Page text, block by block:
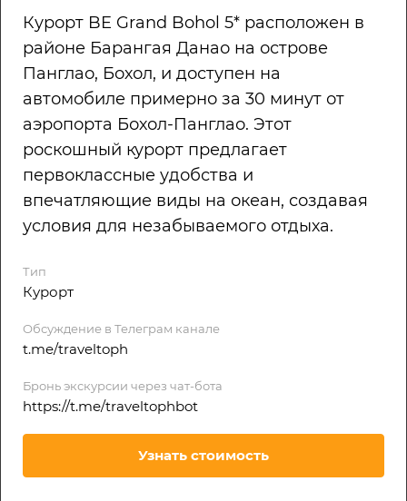
Курорт BE Grand Bohol 5* расположен в
районе Барангая Данао на острове
Панглао, Бохол, и доступен на
автомобиле примерно за 30 минут от
аэропорта Бохол-Панглао. Этот
роскошный курорт предлагает
первоклассные удобства и
впечатляющие виды на океан, создавая
условия для незабываемого отдыха.
Тип
Курорт
Обсуждение в Телеграм канале
t.me/traveltoph
Бронь экскурсии через чат-бота
https://t.me/traveltophbot
Узнать стоимость